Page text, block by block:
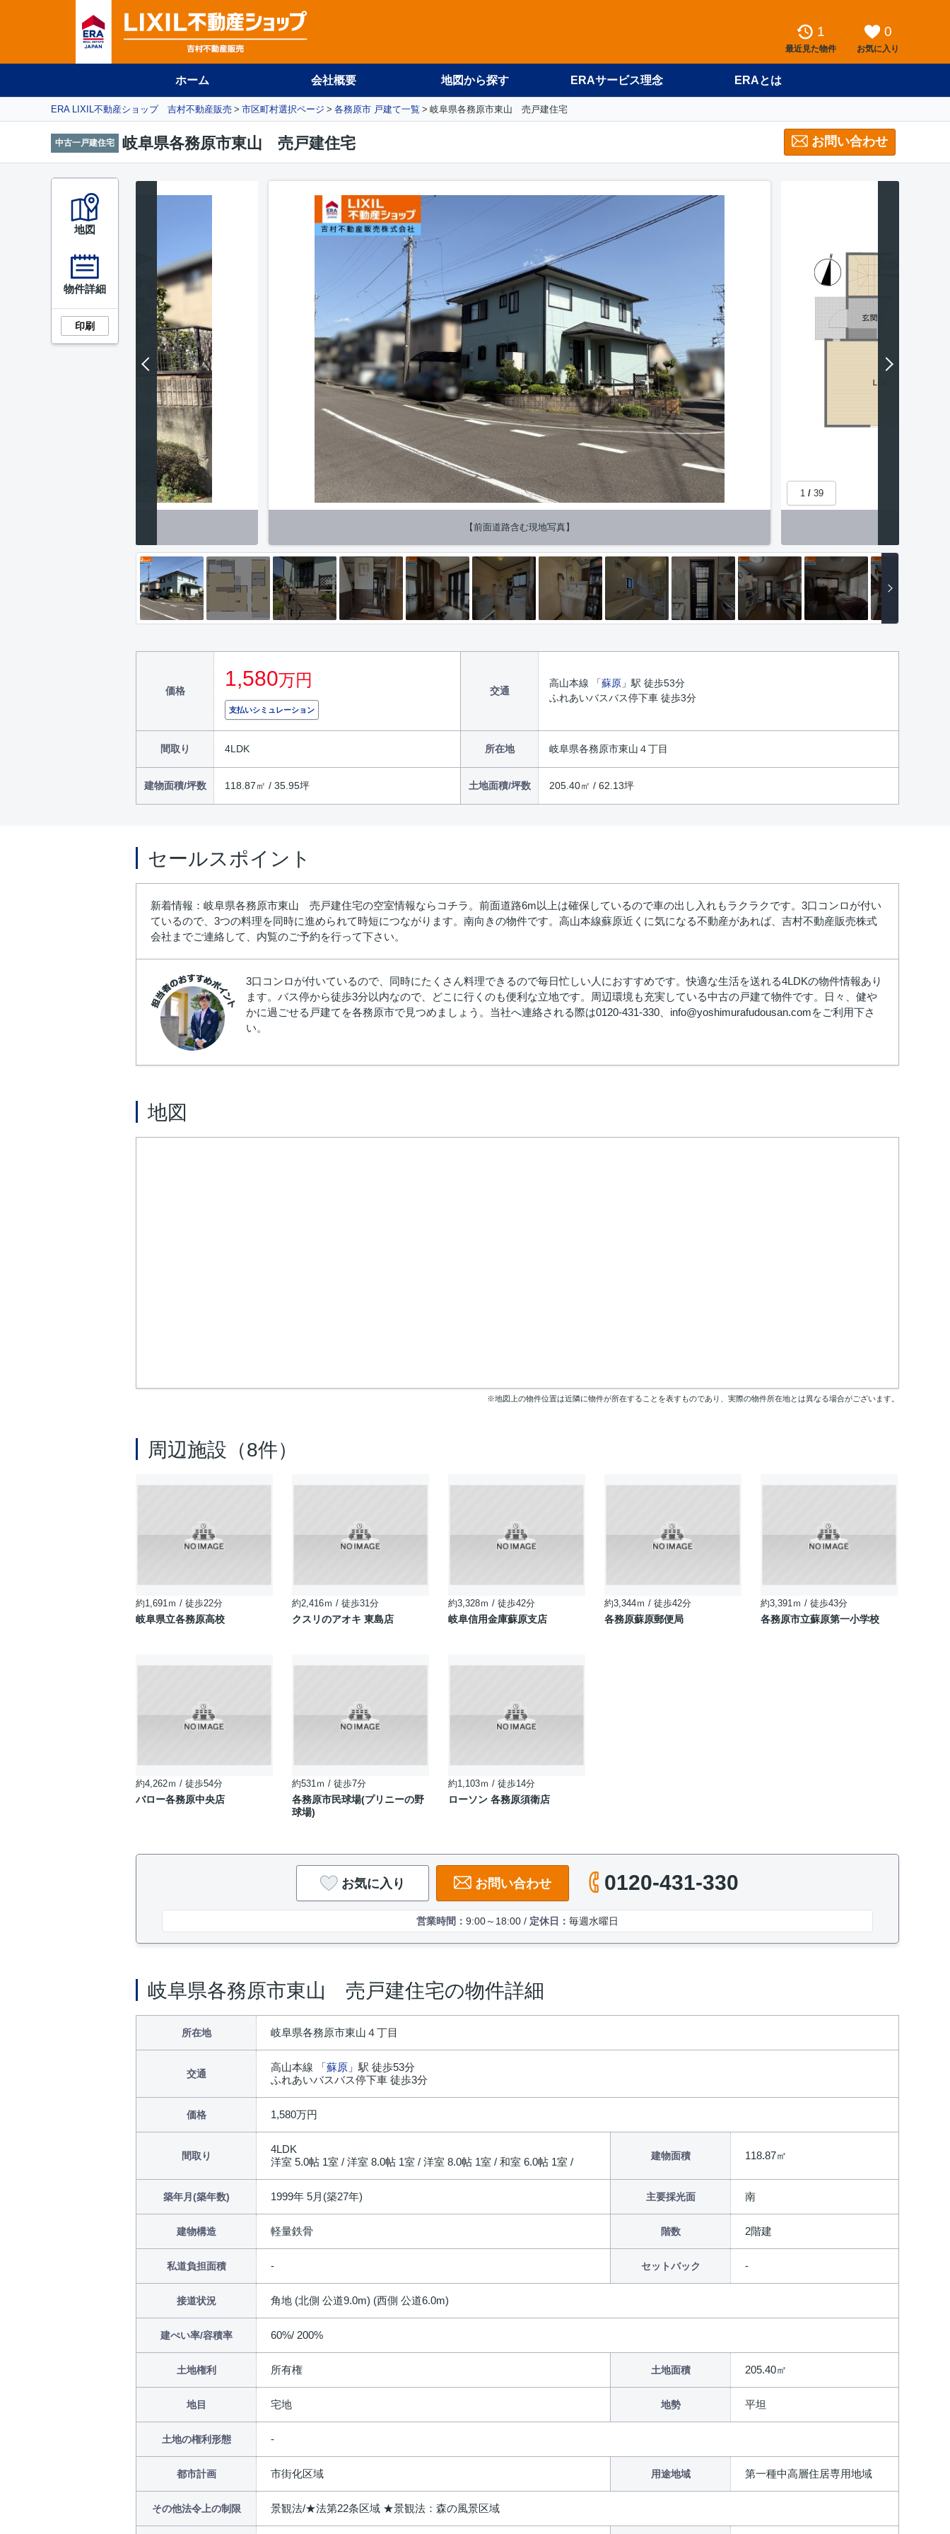
1
最近見た物件
0
お気に入り
ホーム 会社概要 地図から探す ERAサービス理念 ERAとは
ERA LIXIL不動産ショップ 吉村不動産販売 市区町村選択ページ 各務原市 戸建て一覧 岐阜県各務原市東山 売戸建住宅
中古一戸建住宅 岐阜県各務原市東山 売戸建住宅 お問い合わせ
1/ 39
【前面道路含む現地写真】
価格
1,580万円
支払いシミュレーション
交通
高山本線 「蘇原 」駅 徒歩53分
ふれあいバスバス停下車 徒歩3分
間取り 4LDK 所在地 岐阜県各務原市東山４丁目
建物面積/坪数 118.87㎡ / 35.95坪 土地面積/坪数 205.40㎡ / 62.13坪
地図
物件詳細
印刷
セールスポイント
新着情報：岐阜県各務原市東山 売戸建住宅の空室情報ならコチラ。前面道路6m以上は確保しているので車の出し入れもラクラクです。3口コンロが付い
ているので、3つの料理を同時に進められて時短につながります。南向きの物件です。高山本線蘇原近くに気になる不動産があれば、吉村不動産販売株式
会社までご連絡して、内覧のご予約を行って下さい。
3口コンロが付いているので、同時にたくさん料理できるので毎日忙しい人におすすめです。快適な生活を送れる4LDKの物件情報あり
ます。バス停から徒歩3分以内なので、どこに行くのも便利な立地です。周辺環境も充実している中古の戸建て物件です。日々、健や
かに過ごせる戸建てを各務原市で見つめましょう。当社へ連絡される際は0120-431-330、info@yoshimurafudousan.comをご利用下さ
い。
地図
※地図上の物件位置は近隣に物件が所在することを表すものであり、実際の物件所在地とは異なる場合がございます。
周辺施設（8件）
約1,691ｍ / 徒歩22分
岐阜県立各務原高校
約2,416ｍ / 徒歩31分
クスリのアオキ 東島店
約3,328ｍ / 徒歩42分
岐阜信用金庫蘇原支店
約3,344ｍ / 徒歩42分
各務原蘇原郵便局
約3,391ｍ / 徒歩43分
各務原市立蘇原第一小学校
約4,262ｍ / 徒歩54分
バロー各務原中央店
約531ｍ / 徒歩7分
各務原市民球場(プリニーの野
球場)
約1,103ｍ / 徒歩14分
ローソン 各務原須衛店
お気に入り お問い合わせ 0120-431-330
営業時間： 9:00～18:00 / 定休日： 毎週水曜日
岐阜県各務原市東山 売戸建住宅の物件詳細
所在地 岐阜県各務原市東山４丁目
交通
高山本線 「蘇原 」駅 徒歩53分
ふれあいバスバス停下車 徒歩3分
価格 1,580万円
間取り
4LDK
洋室 5.0帖 1室 / 洋室 8.0帖 1室 / 洋室 8.0帖 1室 / 和室 6.0帖 1室 /
建物面積 118.87㎡
築年月(築年数) 1999年 5月(築27年) 主要採光面 南
建物構造 軽量鉄骨 階数 2階建
私道負担面積 セットバック
接道状況 角地 (北側 公道9.0m) (西側 公道6.0m)
建ぺい率/容積率 60%/ 200%
土地権利 所有権 土地面積 205.40㎡
地目 宅地 地勢 平坦
土地の権利形態
都市計画 市街化区域 用途地域 第一種中高層住居専用地域
その他法令上の制限 景観法/★法第22条区域 ★景観法：森の風景区域